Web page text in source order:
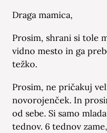
Draga mamica,
Prosim, shrani si tole
vidno mesto in ga
težko.
Prosim, ne pričakuj
novorojenček. In
od sebe. Si samo
tednov. 6 tednov